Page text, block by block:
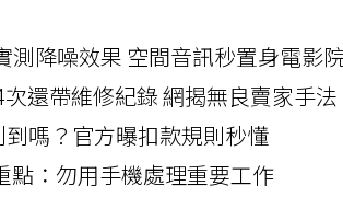
測降噪效果 空間音訊秒置身電影
還帶維修紀錄 網揭無良賣家手法
嗎？官方曝扣款規則秒懂
點：勿用手機處理重要工作